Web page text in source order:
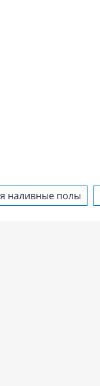
наливные полы